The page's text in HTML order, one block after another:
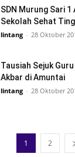
SDN Murung Sari
Sekolah Sehat
lintang - 28 Oktober
Tausiah Sejuk
Akbar di Amuntai
lintang - 28 Oktober
1 2